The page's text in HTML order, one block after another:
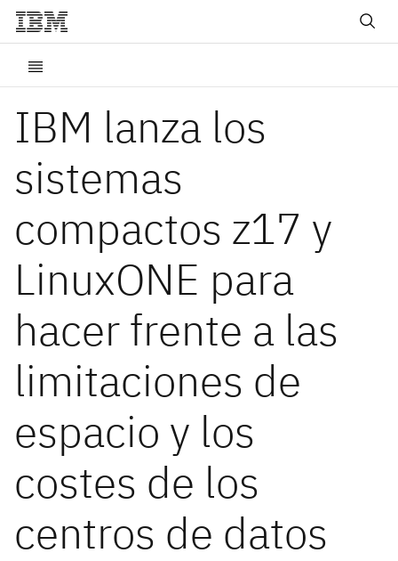
IBM lanza los
sistemas
compactos z17 y
LinuxONE para
hacer frente a las
limitaciones de
espacio y los
costes de los
centros de datos